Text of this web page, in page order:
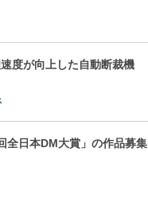
度が向上した自動断裁機
全日本DM大賞」の作品募集